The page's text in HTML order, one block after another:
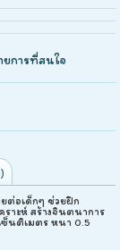
ยการที่สนใจ
ต่อเด็กๆ ช่วยฝึก
าะห์ สร้างจินตนาการ
ซ็นติเมตร หนา 0.5